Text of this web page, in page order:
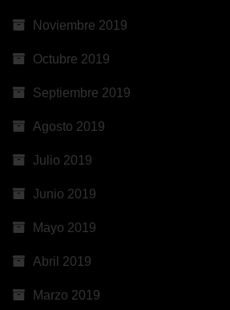
Noviembre 2019
Octubre 2019
Septiembre 2019
Agosto 2019
Julio 2019
Junio 2019
Mayo 2019
Abril 2019
Marzo 2019